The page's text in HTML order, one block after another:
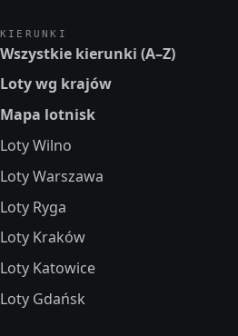
KIERUNKI
Wszystkie kierunki (A–Z)
Loty wg krajów
Mapa lotnisk
Loty Wilno
Loty Warszawa
Loty Ryga
Loty Kraków
Loty Katowice
Loty Gdańsk